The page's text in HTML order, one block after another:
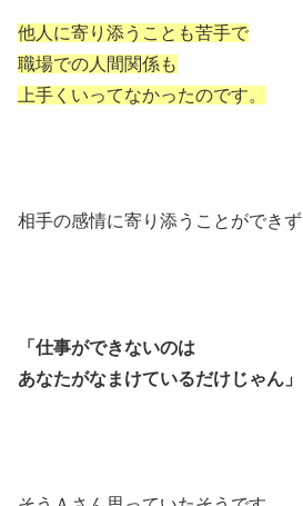
他人に寄り添うことも苦手で
職場での人間関係も
上手くいってなかったのです。
相手の感情に寄り添うことができず
「仕事ができないのは
あなたがなまけているだけじゃん」